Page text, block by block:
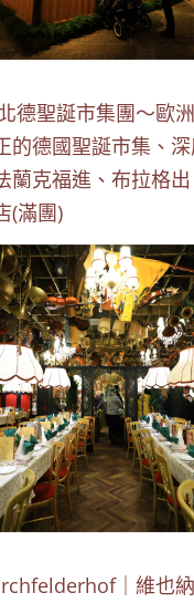
德聖誕市集團～歐
的德國聖誕市集、
蘭克福進、布拉格
(滿團)
｜維也